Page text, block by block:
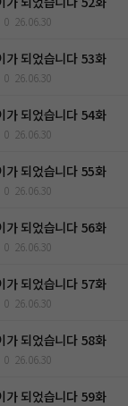
0 26.06.30
가 되었습니다 53화
0 26.06.30
가 되었습니다 54화
0 26.06.30
가 되었습니다 55화
0 26.06.30
가 되었습니다 56화
0 26.06.30
가 되었습니다 57화
0 26.06.30
가 되었습니다 58화
0 26.06.30
가 되었습니다 59화